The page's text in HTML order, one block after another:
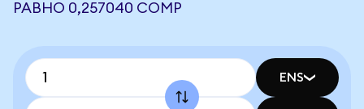
РАВНО 0,257040 COMP
ENS